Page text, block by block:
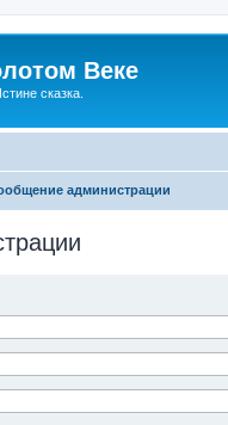
Веке
сказка.
администрации